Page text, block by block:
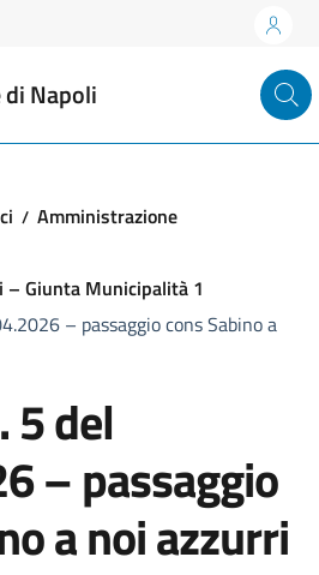
di Napoli
Amministrazione
– Giunta Municipalità 1
– passaggio cons Sabino a
5 del
– passaggio
a noi azzurri